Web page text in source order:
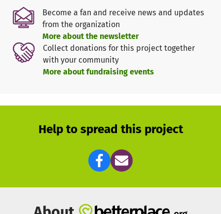
Camps über Spenden oder Sponsorings.
gesicherten finanziellen Beitrag sprechen wir Schulen an
und organisieren die gesamte Vorbereitung, Durchführung
und Nachbereitung der Klima-Camps. Mehr als 1.000
Schüler*innen sind in über 50 Klima-Camps bundesweit
bereits für den Klimaschutz aktiv geworden. Vom Land
Hessen wurden wir dafür alsBildungsträger für
Become a fan and receive news and updates
from the organization
More about the newsletter
Collect donations for this project together
with your community
More about fundraising events
Help to spread this project